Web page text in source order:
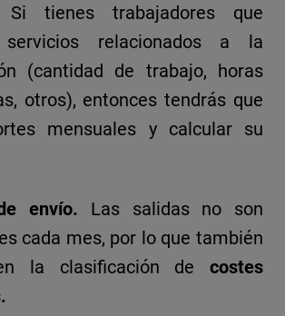
Si tienes trabajadores que
servicios relacionados a la
(cantidad de trabajo, horas
otros), entonces tendrás que
mensuales y calcular su
envío. Las salidas no son
cada mes, por lo que también
la clasificación de costes